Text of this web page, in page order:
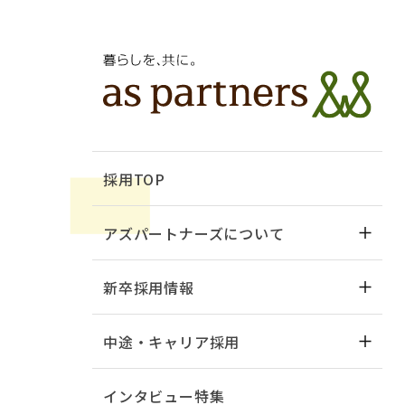
採用TOP
アズパートナーズについて
新卒採用情報
中途・キャリア採用
インタビュー特集